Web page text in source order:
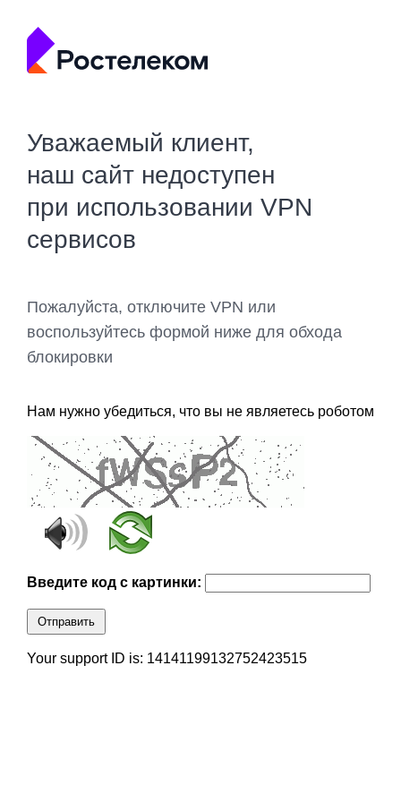
Уважаемый клиент,
наш сайт недоступен
при использовании VPN
сервисов
Пожалуйста, отключите VPN или
воспользуйтесь формой ниже для обхода
блокировки
Нам нужно убедиться, что вы не являетесь роботом
Введите код с картинки:
Отправить
Your support ID is: 14141199132752423515